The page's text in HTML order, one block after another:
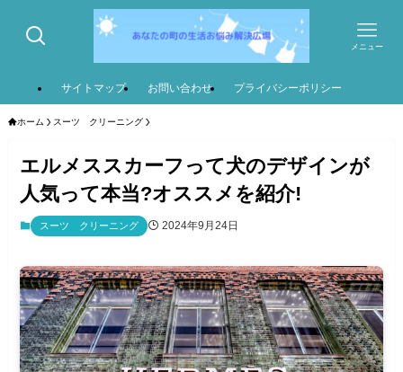
メニュー
サイトマップ お問い合わせ プライバシーポリシー
ホーム スーツ クリーニング
エルメススカーフって犬のデザインが
人気って本当?オススメを紹介!
スーツ クリーニング 2024年9月24日